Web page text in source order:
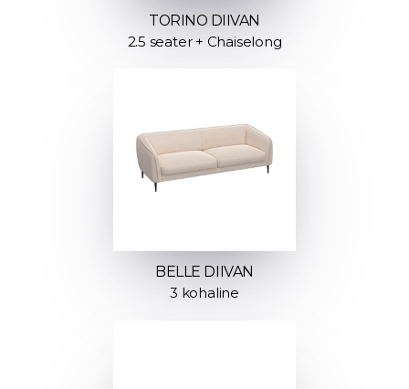
TORINO DIIVAN
2.5 seater + Chaiselong
BELLE DIIVAN
3 kohaline